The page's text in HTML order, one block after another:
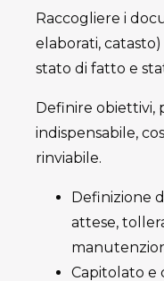
Raccogliere i
elaborati,
stato di fatto e
Definire obiettivi,
indispensabile,
rinviabile.
Definizione
attese,
Capitolato e